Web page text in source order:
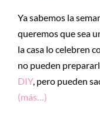
Ya sabemos la
queremos que sea
la casa lo celebren
no pueden
DIY, pero pueden
(más…)